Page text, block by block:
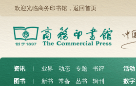
欢迎光临商务印书馆， 返回首页
资讯 ︱ 业界 动态 专题
书评
图书
︱ 新书 常备 丛书 辑刊
活动
数字